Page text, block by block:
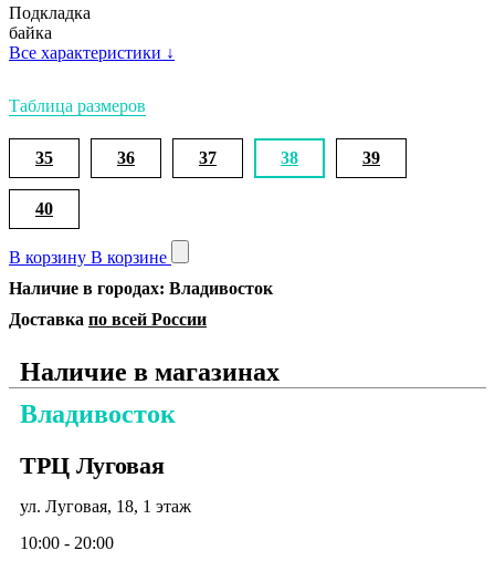
Подкладка
байка
Все характеристики ↓
Таблица размеров
35 36 37 38 39
40
В корзину В корзине
Наличие в городах: Владивосток
Доставка по всей России
Наличие в магазинах
Владивосток
ТРЦ Луговая
ул. Луговая, 18, 1 этаж
10:00 - 20:00